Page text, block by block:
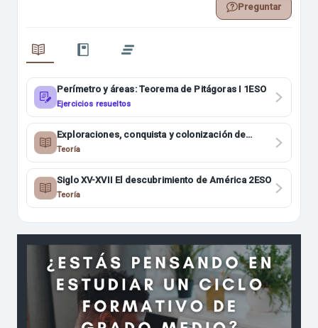
Preguntar
Perímetro y áreas: Teorema de Pitágoras I 1ESO
Ejercicios resueltos
Exploraciones, conquista y colonización de
América 2ESO
Teoría
Siglo XV-XVII El descubrimiento de América 2ESO
Teoría